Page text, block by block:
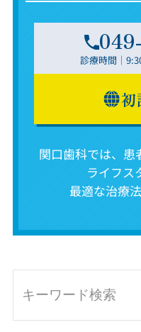
診療時間｜
初
関口歯科では、患
ライフス
最適な治療